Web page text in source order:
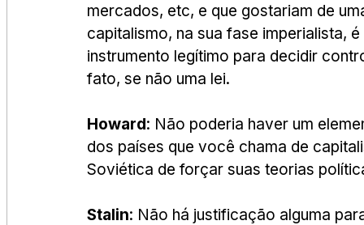
mercados, etc, e que gostariam de
capitalismo, na sua fase imperialista,
instrumento legítimo para decidir
fato, se não uma lei.
Howard: Não poderia haver um
dos países que você chama de
Soviética de forçar suas teorias
Stalin: Não há justificação alguma